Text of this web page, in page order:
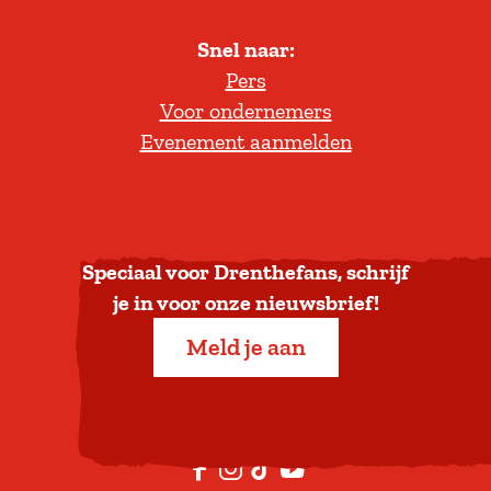
l
t
e
r
a
a
b
n
Snel naar:
Pers
Voor ondernemers
Evenement aanmelden
Speciaal voor Drenthefans, schrijf
je in voor onze nieuwsbrief!
Meld je aan
F I T Y